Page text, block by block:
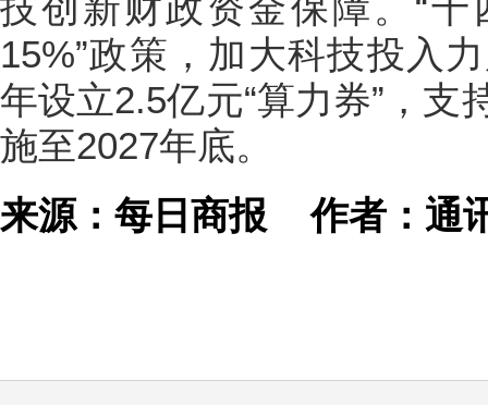
15%”政策，加大科技投入
年设立2.5亿元“算力券”，
施至2027年底。
来源：每日商报作者：通